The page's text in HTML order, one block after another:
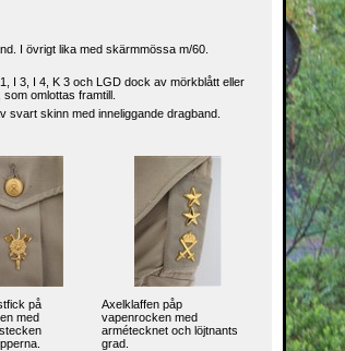
I övrigt lika med skärmmössa m/60.
I 3, I 4, K 3 och LGD dock av mörkblått eller
omlottas framtill.
skinn med inneliggande dragband.
på
med
Axelklaffen påp
vapenrocken med
armétecknet och löjtnants
grad.